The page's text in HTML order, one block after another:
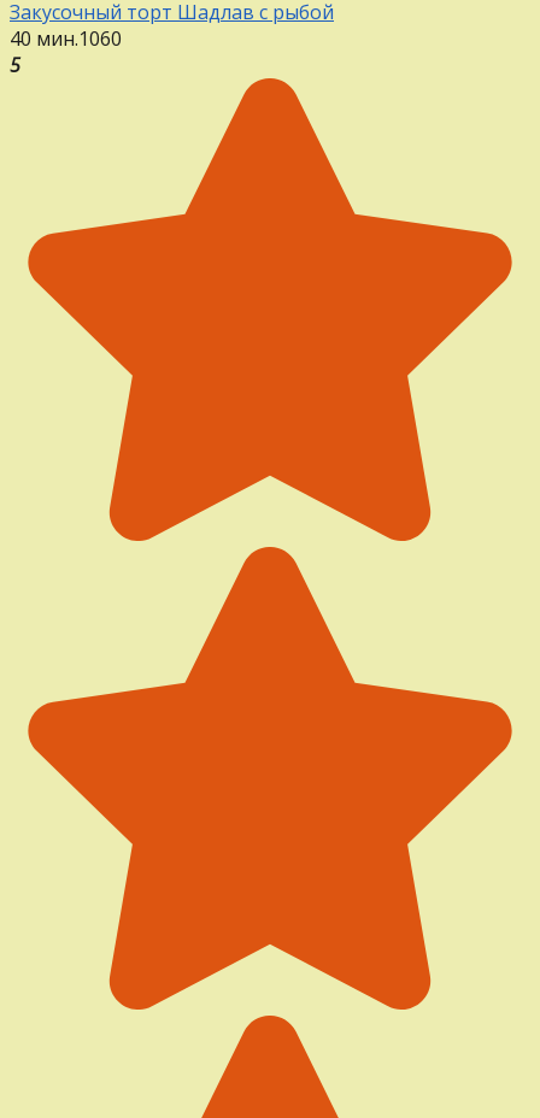
Закусочный торт Шадлав с рыбой
40 мин.1060
5